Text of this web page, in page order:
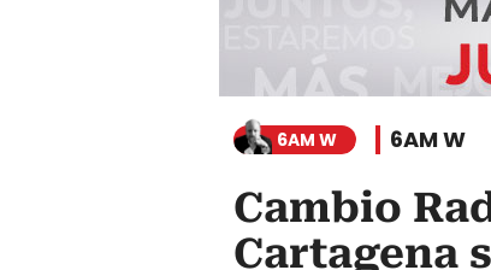
6AM W 6AM W
Cambio
Cartagena